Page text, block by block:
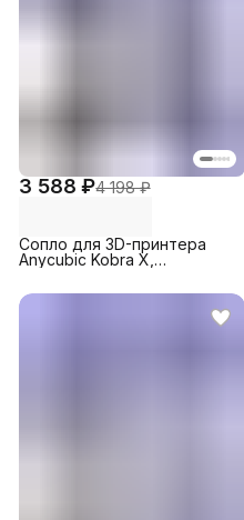
3 588 ₽4 198 ₽
Сопло для 3D-принтера
Anycubic Kobra X,
шт)